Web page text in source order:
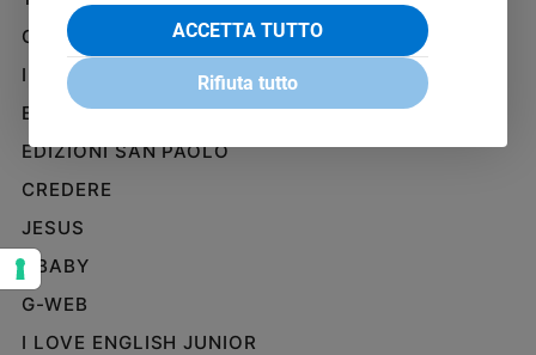
valore
della
settimana
Migranti
e
inclusione
Costume
Cultura
spettacoli
GAZZETTA D'ALBA
IL GIORNALINO
EDICOLA SAN PAOLO
EDIZIONI SAN PAOLO
CREDERE
JESUS
GBABY
G-WEB
I LOVE ENGLISH JUNIOR
ACCETTA TUTTO
Rifiuta tutto